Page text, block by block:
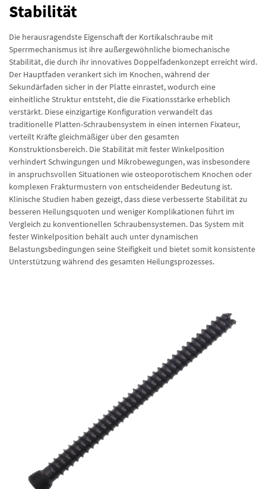
Stabilität
Die herausragendste Eigenschaft der Kortikalschraube mit
Sperrmechanismus ist ihre außergewöhnliche biomechanische
Stabilität, die durch ihr innovatives Doppelfadenkonzept erreicht wird.
Der Hauptfaden verankert sich im Knochen, während der
Sekundärfaden sicher in der Platte einrastet, wodurch eine
einheitliche Struktur entsteht, die die Fixationsstärke erheblich
verstärkt. Diese einzigartige Konfiguration verwandelt das
traditionelle Platten-Schraubensystem in einen internen Fixateur,
verteilt Kräfte gleichmäßiger über den gesamten
Konstruktionsbereich. Die Stabilität mit fester Winkelposition
verhindert Schwingungen und Mikrobewegungen, was insbesondere
in anspruchsvollen Situationen wie osteoporotischem Knochen oder
komplexen Frakturmustern von entscheidender Bedeutung ist.
Klinische Studien haben gezeigt, dass diese verbesserte Stabilität zu
besseren Heilungsquoten und weniger Komplikationen führt im
Vergleich zu konventionellen Schraubensystemen. Das System mit
fester Winkelposition behält auch unter dynamischen
Belastungsbedingungen seine Steifigkeit und bietet somit konsistente
Unterstützung während des gesamten Heilungsprozesses.